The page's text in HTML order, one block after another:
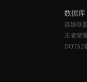
数据库
英雄联
王者荣
DOTA2